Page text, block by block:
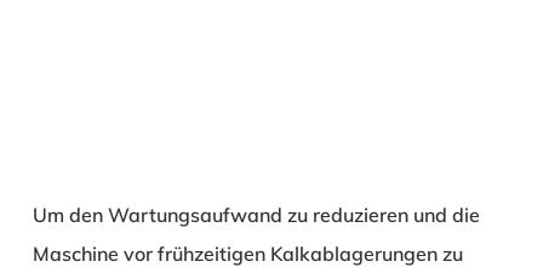
Um den Wartungsaufwand zu reduzieren und die
Maschine vor frühzeitigen Kalkablagerungen zu